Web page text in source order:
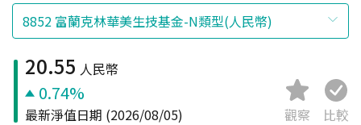
20.55 人民幣
0.74%
最新淨值日期 (2026/08/05) 觀察 比較